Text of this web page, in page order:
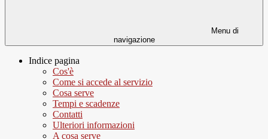
Menu di
navigazione
Indice pagina
Cos'è
Come si accede al servizio
Cosa serve
Tempi e scadenze
Contatti
Ulteriori informazioni
A cosa serve